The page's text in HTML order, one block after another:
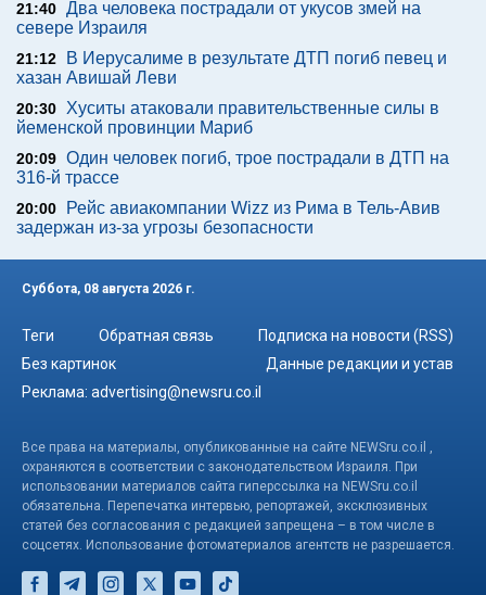
21:40 Два человека пострадали от укусов змей на
севере Израиля
21:12
В Иерусалиме в результате ДТП погиб певец и
хазан Авишай Леви
20:30 Хуситы атаковали правительственные силы в
йеменской провинции Мариб
20:09 Один человек погиб, трое пострадали в ДТП на
316-й трассе
20:00
Рейс авиакомпании Wizz из Рима в Тель-Авив
задержан из-за угрозы безопасности
Суббота, 08 августа 2026 г.
Теги Обратная связь
Подписка на новости (RSS)
Без картинок
Данные редакции и устав
Реклама: advertising@newsru.co.il
Все права на материалы, опубликованные на сайте NEWSru.co.il ,
охраняются в соответствии с законодательством Израиля. При
использовании материалов сайта гиперссылка на NEWSru.co.il
обязательна. Перепечатка интервью, репортажей, эксклюзивных
статей без согласования с редакцией запрещена – в том числе в
соцсетях. Использование фотоматериалов агентств не разрешается.